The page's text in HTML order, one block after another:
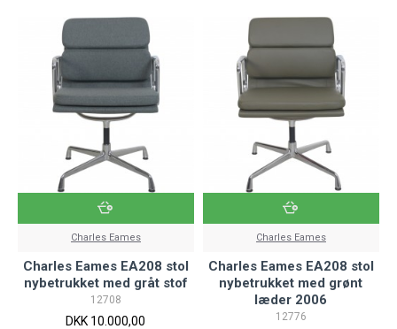
Charles Eames
Charles Eames EA208 stol
nybetrukket med gråt stof
12708
DKK 10.000,00
Charles Eames
Charles Eames EA208 stol
nybetrukket med grønt
læder 2006
12776